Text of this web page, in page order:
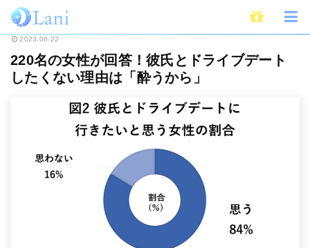
ホーム 恋愛 220名の女性が回答！彼氏とドライブデ
2023.06.22
220名の女性が回答！彼氏とドライブデート
したくない理由は「酔うから」